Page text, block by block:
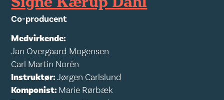
Co-producent
Medvirkende:
Jan Overgaard Mogensen
Carl Martin Norén
Instruktør:Jørgen Carlslund
Komponist: Marie Rørbæk